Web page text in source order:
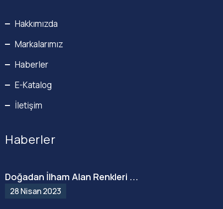
Hakkımızda
Markalarımız
Haberler
E-Katalog
İletişim
Haberler
Doğadan İlham Alan Renkleri ...
28 Nisan 2023